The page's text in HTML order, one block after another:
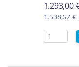
1.293,00
1.538,67 €